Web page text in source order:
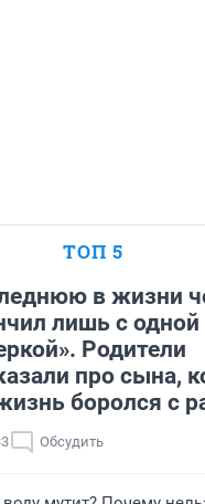
ТОП 5
в жизни
лишь с одной
Родители
про сына,
боролся с
Обсудить